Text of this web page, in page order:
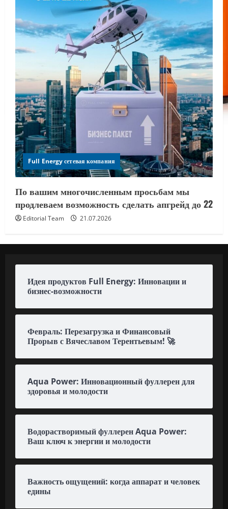
Full Energy сетевая компания
По вашим многочисленным просьбам мы
продлеваем возможность сделать апгрейд до 22
Editorial Team 21.07.2026
Идея продуктов Full Energy: Инновации и
бизнес-возможности
Февраль: Перезагрузка и Финансовый
Прорыв с Вячеславом Терентьевым! 🚀
Aqua Power: Инновационный фуллерен для
здоровья и молодости
Водорастворимый фуллерен Aqua Power:
Ваш ключ к энергии и молодости
Важность ощущений: когда аппарат и человек
едины